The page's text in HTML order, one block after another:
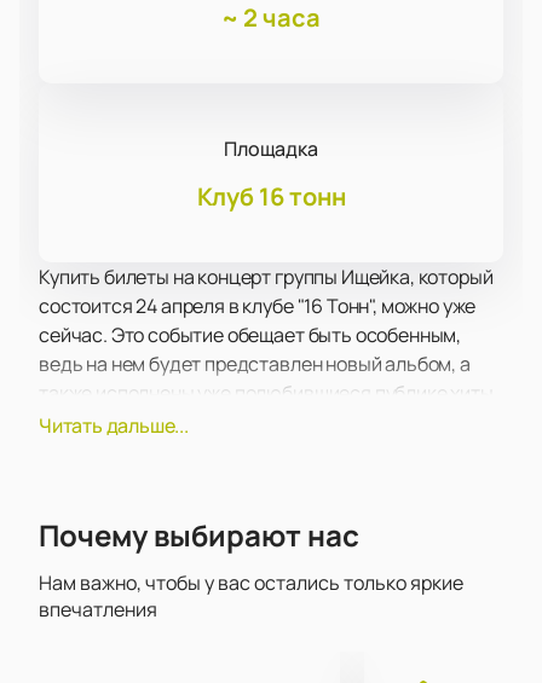
~ 2 часа
Площадка
Клуб 16 тонн
Купить билеты на концерт группы Ищейка, который
состоится 24 апреля в клубе "16 Тонн", можно уже
сейчас. Это событие обещает быть особенным,
ведь на нем будет представлен новый альбом, а
также исполнены уже полюбившиеся публике хиты.
Клуб "16 Тонн" - это известное место для
насладиться качественным звуком и отличным
современной звуковой и световой техникой.
Покупка билетов на нашем сайте - это удобный и
Читать дальше...
Почему выбирают нас
Нам важно, чтобы у вас остались только яркие
впечатления